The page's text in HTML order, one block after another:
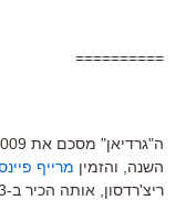
==========
השנה, והזמין מרייף